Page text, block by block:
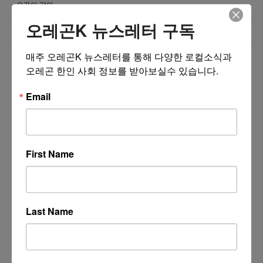
온라인 강의
미국 전역 한국식 바닥난방 시공 차콜온돌
더보기 >>
오레곤K 뉴스레터 구독
매주 오레곤K 뉴스레터를 통해 다양한 로컬소식과
오레곤 한인 사회 정보를 받아보실수 있습니다.
Email
First Name
Last Name